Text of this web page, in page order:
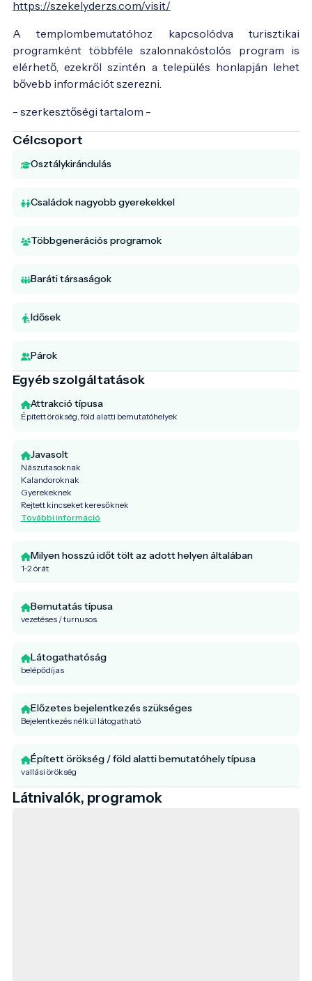
https://szekelyderzs.com/visit/
A templombemutatóhoz kapcsolódva turisztikai
programként többféle szalonnakóstolós program is
elérhető, ezekről szintén a település honlapján lehet
bővebb információt szerezni.
- szerkesztőségi tartalom -
Célcsoport
Osztálykirándulás
Családok nagyobb gyerekekkel
Többgenerációs programok
Baráti társaságok
Idősek
Párok
Egyéb szolgáltatások
Attrakció típusa
Épített örökség, föld alatti bemutatóhelyek
Javasolt
Nászutasoknak
Kalandoroknak
Gyerekeknek
Rejtett kincseket keresőknek
További információ
Milyen hosszú időt tölt az adott helyen általában
1-2 órát
Bemutatás típusa
vezetéses / turnusos
Látogathatóság
belépődíjas
Előzetes bejelentkezés szükséges
Bejelentkezés nélkül látogatható
Épített örökség / föld alatti bemutatóhely típusa
vallási örökség
Látnivalók, programok